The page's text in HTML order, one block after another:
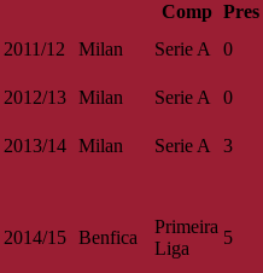
Comp Pres
2011/12
Milan Serie A 0
2012/13 Milan Serie A 0
2013/14 Milan Serie A 3
2014/15 Benfica
Primeira
Liga
5